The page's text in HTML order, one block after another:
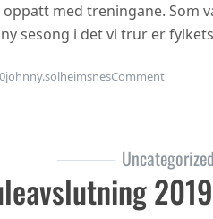
med treningane. Som
sesong i det vi trur er
johnny.solheimsnesCommenton
Uncategorized
2019